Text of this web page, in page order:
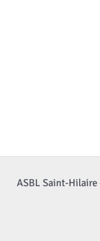
ASBL Saint-Hilaire